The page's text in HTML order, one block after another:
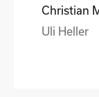
Christian
Uli Heller